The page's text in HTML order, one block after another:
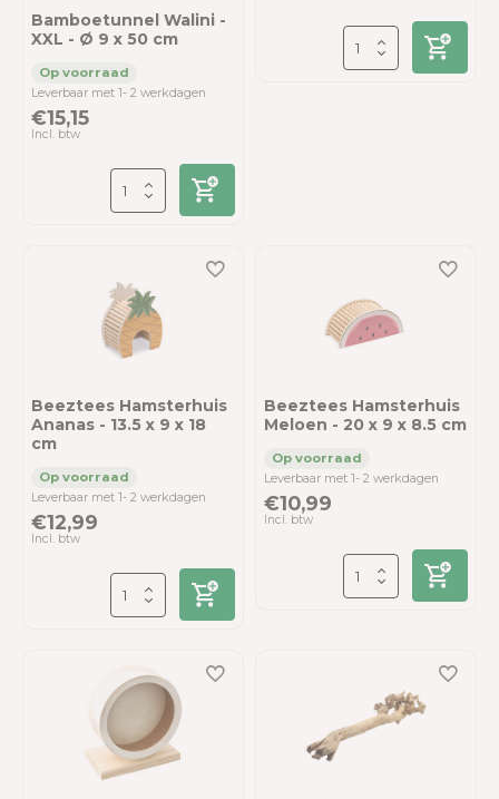
Bamboetunnel Walini -
XXL - Ø 9 x 50 cm
Leverbaar met 1- 2 werkdagen
€15,15
Incl. btw
Beeztees Hamsterhuis
Ananas - 13.5 x 9 x 18
cm
Leverbaar met 1- 2 werkdagen
€12,99
Incl. btw
Beeztees Hamsterhuis
Meloen - 20 x 9 x 8.5 cm
Leverbaar met 1- 2 werkdagen
€10,99
Incl. btw